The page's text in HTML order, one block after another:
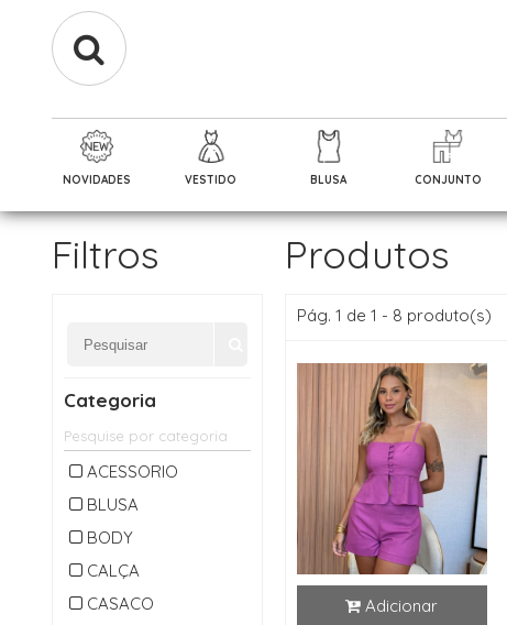
NOVIDADES VESTIDO BLUSA CONJUNTO
Filtros
Categoria
ACESSORIO
BLUSA
BODY
CALÇA
CASACO
Produtos
Pág. 1 de 1 - 8 produto(s)